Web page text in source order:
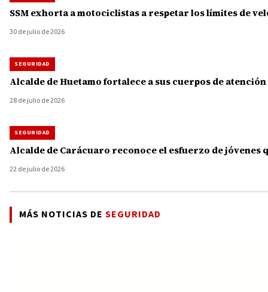
SSM exhorta a motociclistas a respetar los límites de
30 de julio de 2026
SEGURIDAD
Alcalde de Huetamo fortalece a sus cuerpos de
28 de julio de 2026
SEGURIDAD
Alcalde de Carácuaro reconoce el esfuerzo de
22 de julio de 2026
MÁS NOTICIAS DE SEGURIDAD